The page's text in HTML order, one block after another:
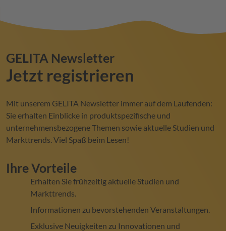
GELITA Newsletter
Jetzt registrieren
Mit unserem GELITA Newsletter immer auf dem Laufenden:
Sie erhalten Einblicke in produktspezifische und
unternehmensbezogene Themen sowie aktuelle Studien und
Markttrends. Viel Spaß beim Lesen!
Ihre Vorteile
Erhalten Sie frühzeitig aktuelle Studien und
Markttrends.
Informationen zu bevorstehenden Veranstaltungen.
Exklusive Neuigkeiten zu Innovationen und